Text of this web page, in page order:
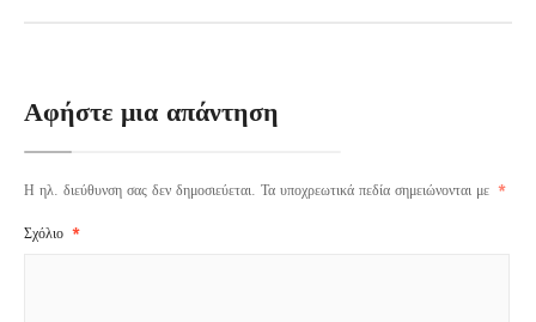
Αφήστε μια απάντηση
Η ηλ. διεύθυνση σας δεν δημοσιεύεται. Τα υποχρεωτικά πεδία σημειώνονται με *
Σχόλιο *